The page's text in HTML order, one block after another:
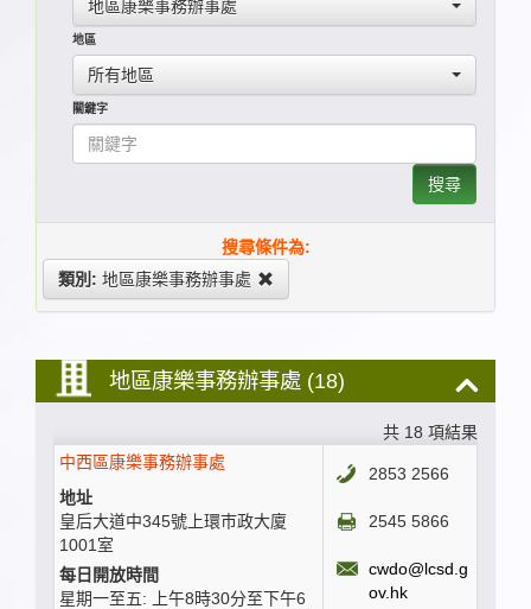
地區康樂事務辦事處
地區
所有地區
關鍵字
搜尋
搜尋條件為:
類別: 地區康樂事務辦事處
地區康樂事務辦事處 (18)
共 18 項結果
中西區康樂事務辦事處
地址
皇后大道中345號上環巿政大廈
1001室
每日開放時間
星期一至五: 上午8時30分至下午6
2853 2566
2545 5866
cwdo@lcsd.g
ov.hk